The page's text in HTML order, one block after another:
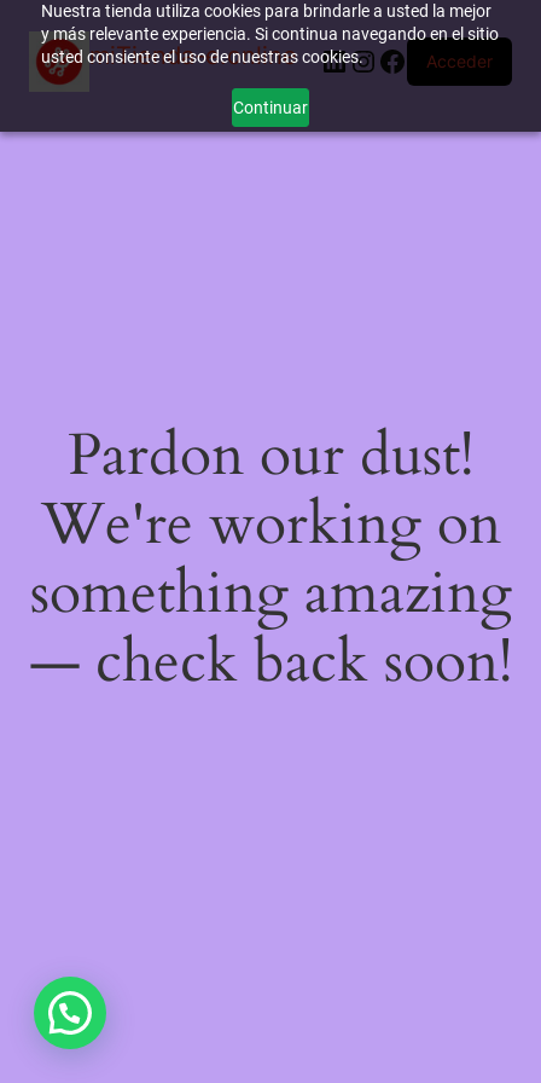
Nuestra tienda utiliza cookies para brindarle a usted la mejor
y más relevante experiencia. Si continua navegando en el sitio
usted consiente el uso de nuestras cookies.
Continuar
miTienda-e.online LinkedIn
Instagram
Facebook
Acceder
Pardon our dust!
We're working on
something amazing
— check back soon!